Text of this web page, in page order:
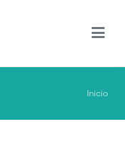
Inicio